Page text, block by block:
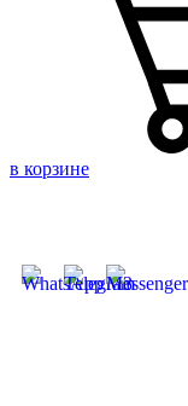
в корзине